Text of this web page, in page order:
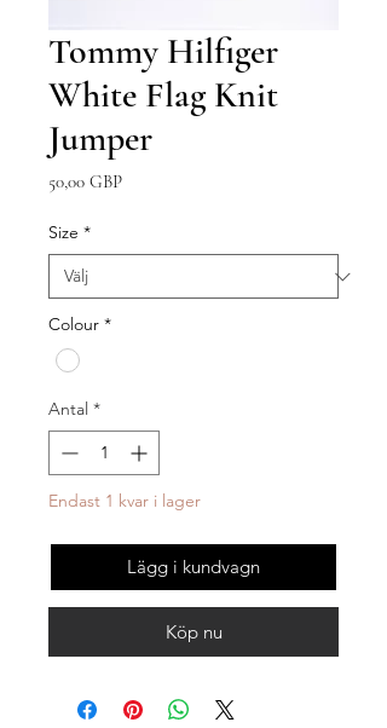
Tommy Hilfiger
White Flag Knit
Jumper
50,00 GBPPris
Size *
Colour *
Antal *
Endast 1 kvar i lager
Lägg i kundvagn
Köp nu